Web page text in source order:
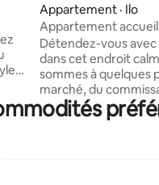
Appartement · Ilo
Appartement
classe
Détendez-vous
dans cet endroit
sommes à quelques
marché, du
bcp. Également à 5
promenade côtière,